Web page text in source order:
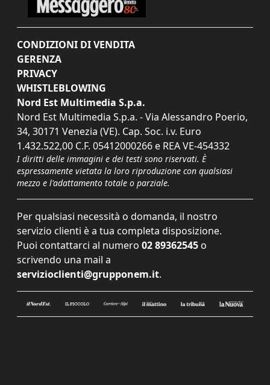
CONDIZIONI DI VENDITA
GERENZA
PRIVACY
WHISTLEBLOWING
Nord Est Multimedia S.p.a.
Nord Est Multimedia S.p.a. - Via Alessandro Poerio,
34, 30171 Venezia (VE). Cap. Soc. i.v. Euro
1.432.522,00 C.F. 05412000266 e REA VE-454332
I diritti delle immagini e dei testi sono riservati. È
espressamente vietata la loro riproduzione con qualsiasi
mezzo e l'adattamento totale o parziale.
Per qualsiasi necessità o domanda, il nostro
servizio clienti è a tua completa disposizione.
Puoi contattarci al numero 02 89362545 o
scrivendo una mail a
servizioclienti@grupponem.it.